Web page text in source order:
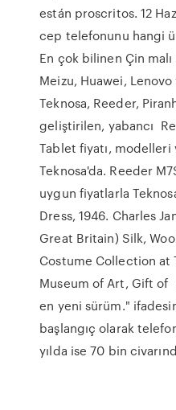
están proscritos. 12
cep telefonunu hangi
En çok bilinen Çin
Meizu, Huawei, Lenovo
Teknosa, Reeder,
geliştirilen, yabancı
Tablet fiyatı,
Teknosa'da. Reeder
uygun fiyatlarla
Dress, 1946. Charles
Great Britain) Silk,
Costume Collection at
Museum of Art, Gift of
en yeni sürüm."
başlangıç olarak
yılda ise 70 bin